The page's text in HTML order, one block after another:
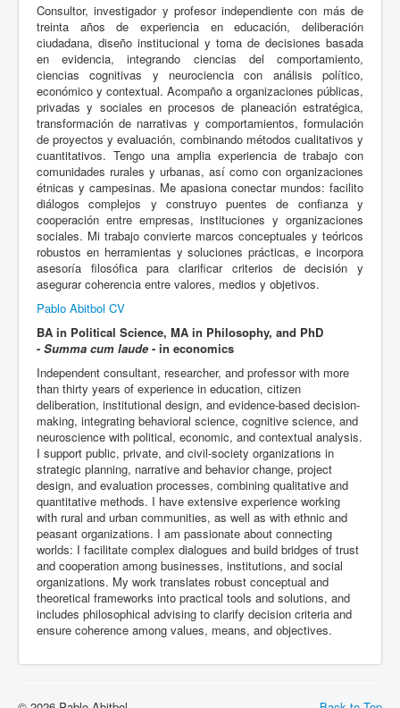
Consultor, investigador y profesor independiente con más de
treinta años de experiencia en educación, deliberación
ciudadana, diseño institucional y toma de decisiones basada
en evidencia, integrando ciencias del comportamiento,
ciencias cognitivas y neurociencia con análisis político,
económico y contextual. Acompaño a organizaciones públicas,
privadas y sociales en procesos de planeación estratégica,
transformación de narrativas y comportamientos, formulación
de proyectos y evaluación, combinando métodos cualitativos y
cuantitativos. Tengo una amplia experiencia de trabajo con
comunidades rurales y urbanas, así como con organizaciones
étnicas y campesinas. Me apasiona conectar mundos: facilito
diálogos complejos y construyo puentes de confianza y
cooperación entre empresas, instituciones y organizaciones
sociales. Mi trabajo convierte marcos conceptuales y teóricos
robustos en herramientas y soluciones prácticas, e incorpora
asesoría filosófica para clarificar criterios de decisión y
asegurar coherencia entre valores, medios y objetivos.
Pablo Abitbol CV
BA in Political Science, MA in Philosophy, and PhD
- Summa cum laude - in economics
Independent consultant, researcher, and professor with more
than thirty years of experience in education, citizen
deliberation, institutional design, and evidence-based decision-
making, integrating behavioral science, cognitive science, and
neuroscience with political, economic, and contextual analysis.
I support public, private, and civil-society organizations in
strategic planning, narrative and behavior change, project
design, and evaluation processes, combining qualitative and
quantitative methods. I have extensive experience working
with rural and urban communities, as well as with ethnic and
peasant organizations. I am passionate about connecting
worlds: I facilitate complex dialogues and build bridges of trust
and cooperation among businesses, institutions, and social
organizations. My work translates robust conceptual and
theoretical frameworks into practical tools and solutions, and
includes philosophical advising to clarify decision criteria and
ensure coherence among values, means, and objectives.